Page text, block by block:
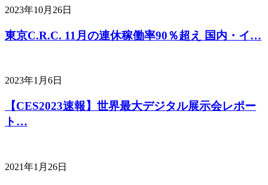
2023年10月26日
東京C.R.C. 11月の連休稼働率90％超え 国内・イ…
2023年1月6日
【CES2023速報】世界最大デジタル展示会レポー
ト…
2021年1月26日